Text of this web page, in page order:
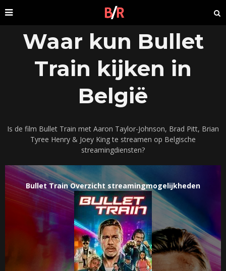
Waar kun Bullet
Train kijken in
België
Is de film Bullet Train met Aaron Taylor-Johnson, Brad Pitt, Brian
Tyree Henry & Joey King te streamen op Belgische
streamingdiensten?
Bullet Train Overzicht streamingmogelijkheden